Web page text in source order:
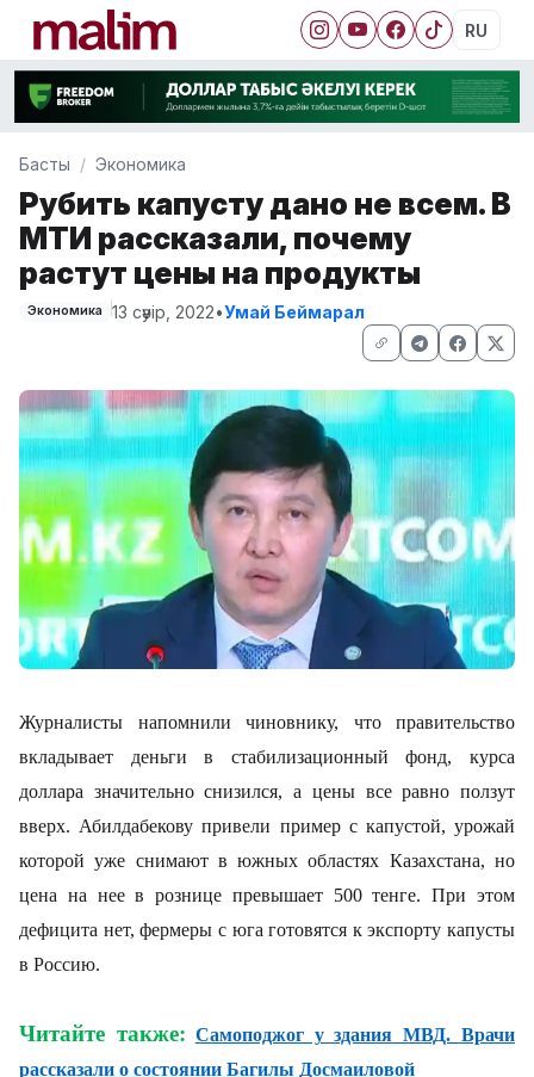
RU
Басты Экономика
Рубить капусту дано не всем. В
МТИ рассказали, почему
растут цены на продукты
Экономика 13 сәуір, 2022•Умай Беймарал
Журналисты напомнили чиновнику, что правительство
вкладывает деньги в стабилизационный фонд, курса
доллара значительно снизился, а цены все равно ползут
вверх. Абилдабекову привели пример с капустой, урожай
которой уже снимают в южных областях Казахстана, но
цена на нее в рознице превышает 500 тенге. При этом
дефицита нет, фермеры с юга готовятся к экспорту капусты
в Россию.
Читайте также: Самоподжог у здания МВД. Врачи
рассказали о состоянии Багилы Досмаиловой